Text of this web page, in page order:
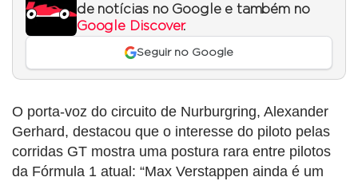
de notícias no Google e também no
Google Discover.
Seguir no Google
O porta-voz do circuito de Nurburgring, Alexander
Gerhard, destacou que o interesse do piloto pelas
corridas GT mostra uma postura rara entre pilotos
da Fórmula 1 atual: “Max Verstappen ainda é um